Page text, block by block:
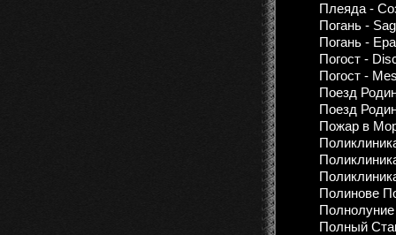
Плеяда -
Погань -
Погань -
Погост -
Погост -
Поезд
Поезд
Пожар в
Полинове
Полный